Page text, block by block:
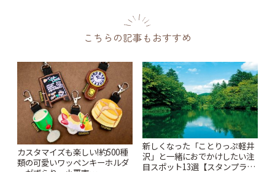
こちらの記事もおすすめ
カスタマイズも楽しい!約500種
類の可愛いワッペンキーホルダ
新しくなった「ことりっぷ軽井
沢」と一緒におでかけしたい注
目スポット13選【スタンプラリ